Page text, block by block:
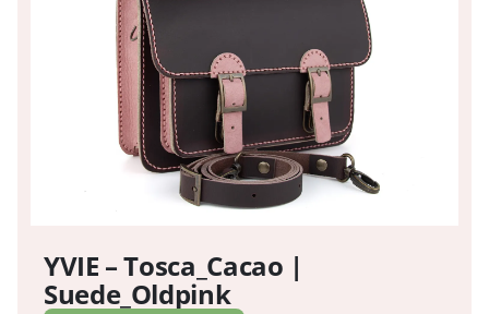
YVIE – Tosca_Cacao |
Suede_Oldpink